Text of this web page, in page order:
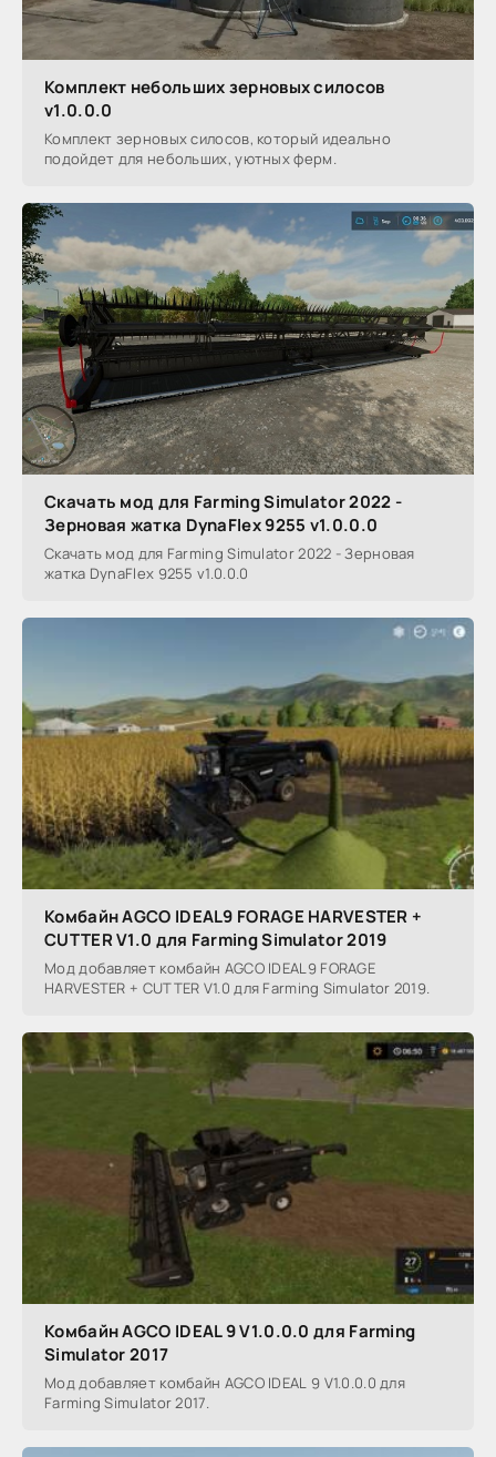
Комплект небольших зерновых силосов
v1.0.0.0
Комплект зерновых силосов, который идеально
подойдет для небольших, уютных ферм.
Скачать мод для Farming Simulator 2022 -
Зерновая жатка DynaFlex 9255 v1.0.0.0
Скачать мод для Farming Simulator 2022 - Зерновая
жатка DynaFlex 9255 v1.0.0.0
Комбайн AGCO IDEAL9 FORAGE HARVESTER +
CUTTER V1.0 для Farming Simulator 2019
Мод добавляет комбайн AGCO IDEAL9 FORAGE
HARVESTER + CUTTER V1.0 для Farming Simulator 2019.
Комбайн AGCO IDEAL 9 V1.0.0.0 для Farming
Simulator 2017
Мод добавляет комбайн AGCO IDEAL 9 V1.0.0.0 для
Farming Simulator 2017.